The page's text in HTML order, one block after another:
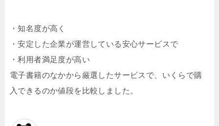
・知名度が高く
・安定した企業が運営している安心サービスで
・利用者満足度が高い
電子書籍のなかから厳選したサービスで、いくらで購
入できるのか値段を比較しました。